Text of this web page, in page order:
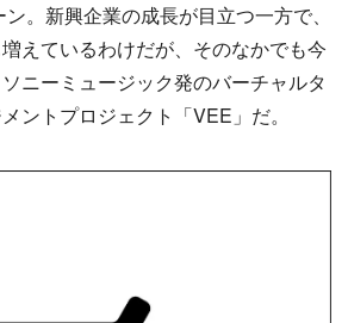
。新興企業の成長が目立つ一方で、
えているわけだが、そのなかでも今
ニーミュージック発のバーチャルタ
ントプロジェクト「VEE」だ。